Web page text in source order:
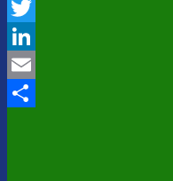
Facebook
Twitter
LinkedIn
Email